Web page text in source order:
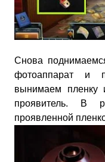
Снова
фотоаппарат и
вынимаем пленку
проявитель. В
проявленной